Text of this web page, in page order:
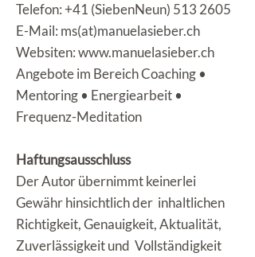
Telefon: +41 (SiebenNeun) 513 2605
E-Mail: ms(at)manuelasieber.ch
Websiten:www.manuelasieber.ch
Angebote im Bereich Coaching •
Mentoring • Energiearbeit •
Frequenz-Meditation
Haftungsausschluss
Der Autor übernimmt keinerlei
Gewähr hinsichtlich der inhaltlichen
Richtigkeit, Genauigkeit, Aktualität,
Zuverlässigkeit und Vollständigkeit